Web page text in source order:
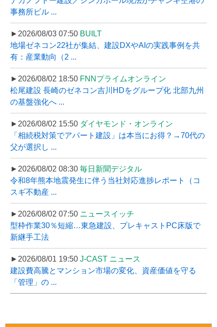
事務所ビル ...
►2026/08/03 07:50 BUILT
地場ゼネコン22社が集結、建設DXやAIの実践事例を共
有：産業動向（2 ...
►2026/08/02 18:50 FNNプライムオンライン
松尾建設 長崎のゼネコン吉川HDをグループ化 北部九州
の基盤強化へ ...
►2026/08/02 15:50 ダイヤモンド・オンライン
「相続税対策でアパート建設」は本当にお得？→70代の
父が選択し ...
►2026/08/02 08:30 毎日新聞デジタル
令和8年熊本地震発生に伴う当社対応進捗レポート（コ
スギ不動産 ...
►2026/08/02 07:50 ニュースイッチ
型枠作業30％短縮…東急建設、プレキャストPC床版で
新継手工法
►2026/08/01 19:50 J-CAST ニュース
建設費高騰とマンション市場の変化、資産価値を守る
「管理」の ...